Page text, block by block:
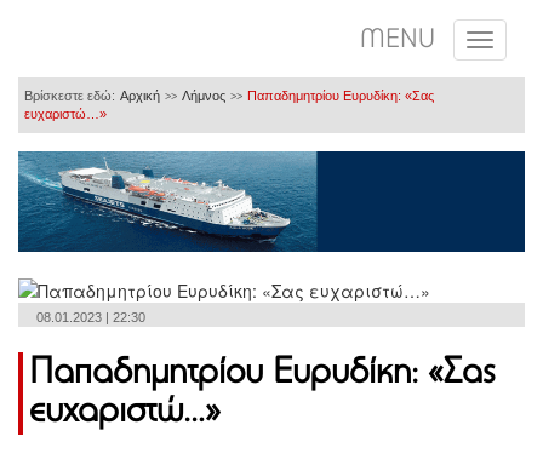
MENU
Βρίσκεστε εδώ: Αρχική >> Λήμνος >> Παπαδημητρίου Ευρυδίκη: «Σας
ευχαριστώ…»
08.01.2023 | 22:30
Παπαδημητρίου Ευρυδίκη: «Σας
ευχαριστώ…»